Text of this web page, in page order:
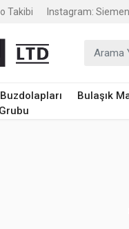
Takibi Instagram:
Buzdolapları Bulaşık
Araştır: